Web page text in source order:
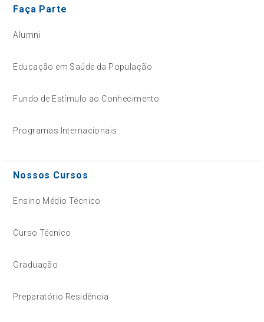
Faça Parte
Alumni
Educação em Saúde da População
Fundo de Estímulo ao Conhecimento
Programas Internacionais
Nossos Cursos
Ensino Médio Técnico
Curso Técnico
Graduação
Preparatório Residência